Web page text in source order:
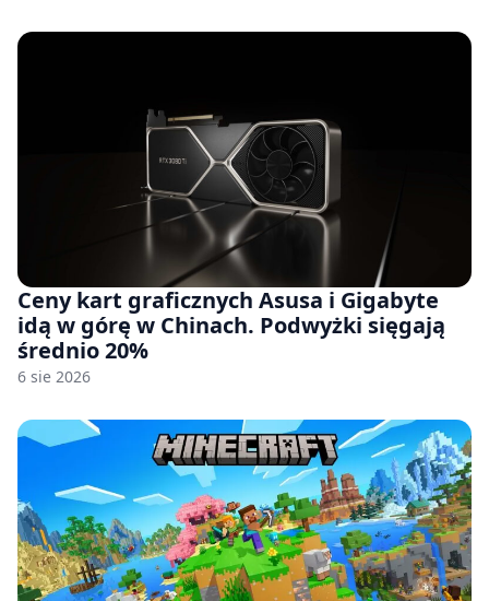
Ceny kart graficznych Asusa i Gigabyte
idą w górę w Chinach. Podwyżki sięgają
średnio 20%
6 sie 2026